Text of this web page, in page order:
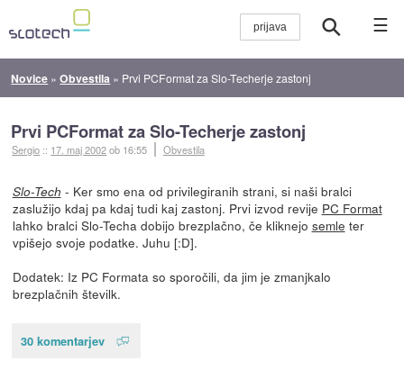
☰
Novice »Obvestila » Prvi PCFormat za Slo-Techerje zastonj
Prvi PCFormat za Slo-Techerje zastonj
Sergio :: 17. maj 2002ob 16:55 Obvestila
Slo-Tech - Ker smo ena od privilegiranih strani, si naši bralci
zaslužijo kdaj pa kdaj tudi kaj zastonj. Prvi izvod revije PC Format
lahko bralci Slo-Techa dobijo brezplačno, če kliknejo semle ter
vpišejo svoje podatke. Juhu [:D].
Dodatek: Iz PC Formata so sporočili, da jim je zmanjkalo
brezplačnih številk.
30 komentarjev